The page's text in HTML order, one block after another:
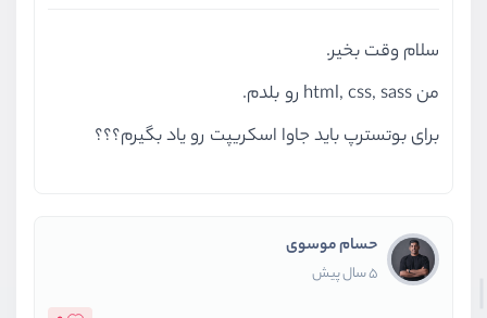
سلام وقت بخیر.
من html, css, sass رو بلدم.
برای بوتسترپ باید جاوا اسکریپت رو یاد بگیرم؟؟؟
حسام موسوی
5 سال پیش